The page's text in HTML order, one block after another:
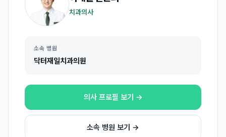
치과의사
소속 병원
닥터재일치과의원
의사 프로필 보기 →
소속 병원 보기 →